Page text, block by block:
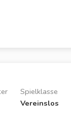
Spielklasse
Vereinslos